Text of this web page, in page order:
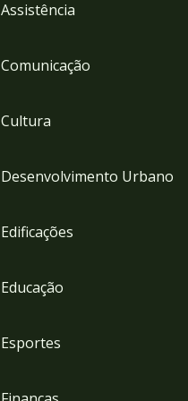
Assistência
Comunicação
Cultura
Desenvolvimento Urbano
Edificações
Educação
Esportes